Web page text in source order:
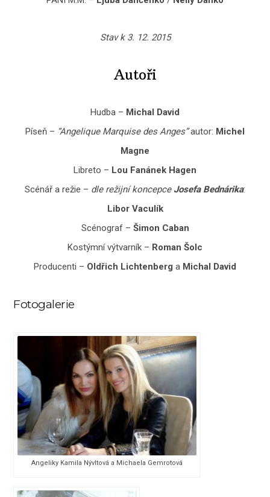
Stav k 3. 12. 2015
Autoři
Hudba – Michal David
Píseň – “Angelique Marquise des Anges”autor: Michel
Magne
Libreto – Lou Fanánek Hagen
Scénář a režie – dle režijní koncepce Josefa Bednárika:
Libor Vaculík
Scénograf – Šimon Caban
Kostýmní výtvarník – Roman Šolc
Producenti – Oldřich Lichtenberg a Michal David
Fotogalerie
Angeliky Kamila Nývltová a Michaela Gemrotová